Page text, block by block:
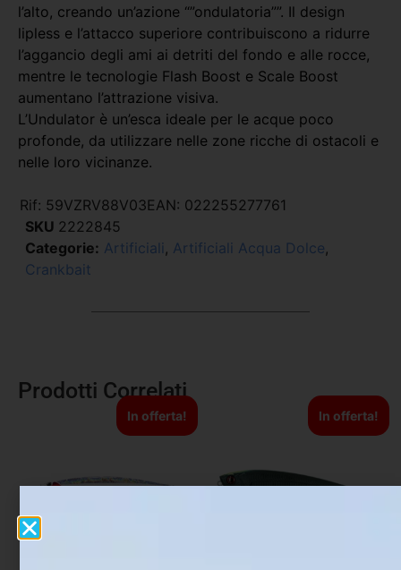
l’alto, creando un’azione “”ondulatoria””. Il design
lipless e l’attacco superiore contribuiscono a ridurre
l’aggancio degli ami ai detriti del fondo e alle rocce,
mentre le tecnologie Flash Boost e Scale Boost
aumentano l’attrazione visiva.
L’Undulator è un’esca ideale per le acque poco
profonde, da utilizzare nelle zone ricche di ostacoli e
nelle loro vicinanze.
Rif: 59VZRV88V03EAN: 022255277761
SKU 2222845
Categorie: Artificiali , Artificiali Acqua Dolce,
Crankbait
Prodotti Correlati
In offerta! In offerta!